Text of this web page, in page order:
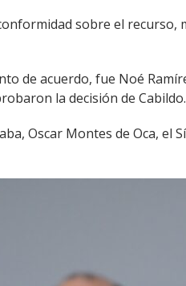
sobre el
de acuerdo, fue Noé
la decisión de Cabildo.
Oscar Montes de Oca, el